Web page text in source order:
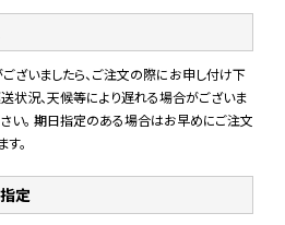
ざいましたら、ご注文の際にお申し付け下
送状況、天候等により遅れる場合がございま
い。 期日指定のある場合はお早めにご注文
。
定